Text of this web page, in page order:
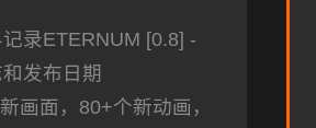
录ETERNUM [0.8] -
发布日期
画面，80+个新动画，